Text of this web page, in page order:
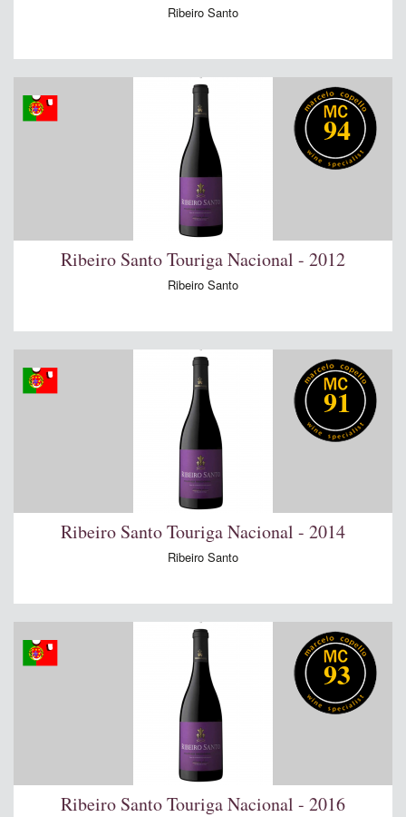
Ribeiro Santo
94
Ribeiro Santo Touriga Nacional - 2012
Ribeiro Santo
91
Ribeiro Santo Touriga Nacional - 2014
Ribeiro Santo
93
Ribeiro Santo Touriga Nacional - 2016